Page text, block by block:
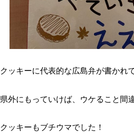
クッキーに代表的な広島弁が書かれ
県外にもっていけば、ウケること間
クッキーもブチウマでした！